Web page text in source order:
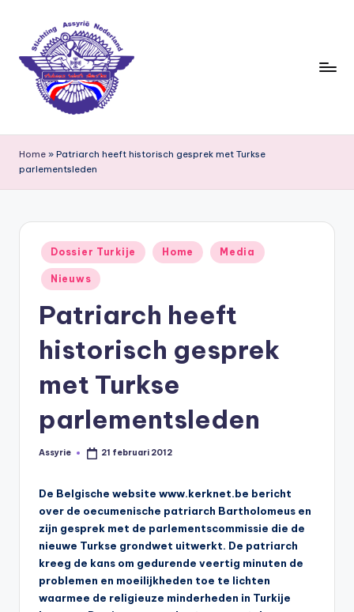
ti
c
ti
Home » Patriarch heeft historisch gesprek met Turkse
parlementsleden
Geplaatst
in
Dossier Turkije Home Media
Nieuws
Patriarch heeft
historisch gesprek
met Turkse
parlementsleden
Geplaatst
Assyrie 21 februari 2012
De Belgische website www.kerknet.be bericht
over de oecumenische patriarch Bartholomeus en
zijn gesprek met de parlementscommissie die de
nieuwe Turkse grondwet uitwerkt. De patriarch
kreeg de kans om gedurende veertig minuten de
problemen en moeilijkheden toe te lichten
waarmee de religieuze minderheden in Turkije